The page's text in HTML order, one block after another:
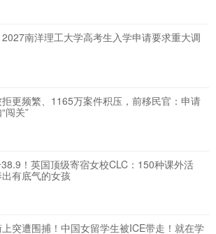
南洋理工大学高考生入学申请要求重大调
更频繁、1165万案件积压，前移民官：申请
闯关”
！英国顶级寄宿女校CLC：150种课外活
有底气的女孩
突遭围捕！中国女留学生被ICE带走！就在学